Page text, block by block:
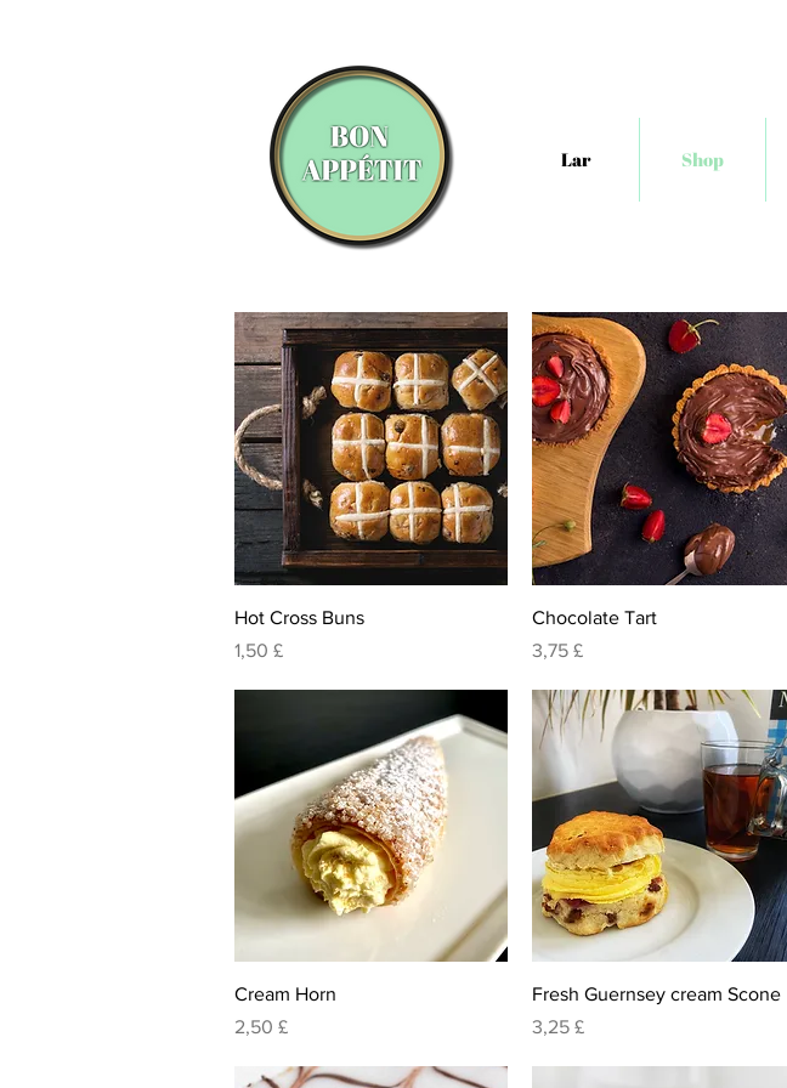
Lar Shop
Visualização rápida
Hot Cross Buns
Preço
1,50 £
Visualização rápida
Chocolate Tart
Preço
3,75 £
Visualização rápida
Cream Horn
Preço
2,50 £
Visualização rápida
Fresh Guernsey cream Scone
Preço
3,25 £